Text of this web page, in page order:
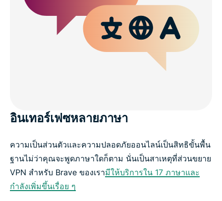
อินเทอร์เฟซหลายภาษา
ความเป็นส่วนตัวและความปลอดภัยออนไลน์เป็นสิทธิขั้นพื้น
ฐานไม่ว่าคุณจะพูดภาษาใดก็ตาม นั่นเป็นสาเหตุที่ส่วนขยาย
VPN สำหรับ Brave ของเรามีให้บริการใน 17 ภาษาและ
กำลังเพิ่มขึ้นเรื่อย ๆ